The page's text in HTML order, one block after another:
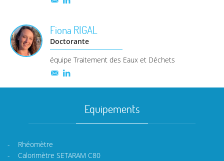
Fiona RIGAL
Doctorante
équipe Traitement des Eaux et Déchets
Equipements
- Rhéomètre
- Calorimètre SETARAM C80